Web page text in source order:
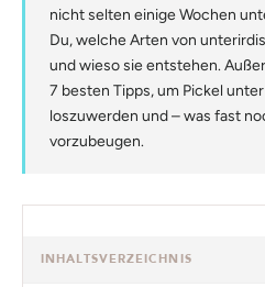
nicht selten einige Wochen
Du, welche Arten von
und wieso sie entstehen.
7 besten Tipps, um Pickel
loszuwerden und – was fast
vorzubeugen.
INHALTSVERZEICHNIS